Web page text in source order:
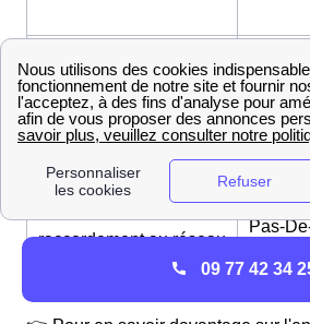
Pour contacter le
service de
raccordement au réseau
ERDF Particuliers
Service
Pas-
http://
Pour contacter le
raccordement au réseau
ERDF Professionnels
Pas-
http://
09 77 42 34